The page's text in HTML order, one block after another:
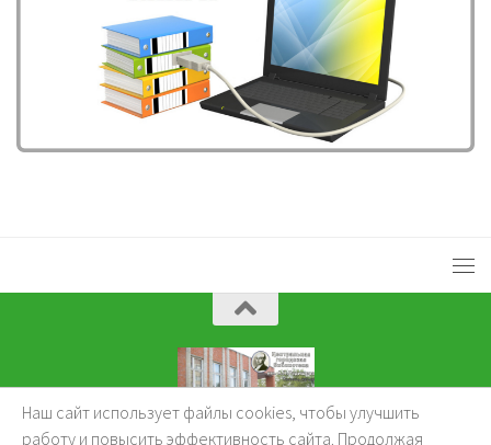
KuzBibliok © 2026.
Наш сайт использует файлы cookies, чтобы улучшить
работу и повысить эффективность сайта. Продолжая